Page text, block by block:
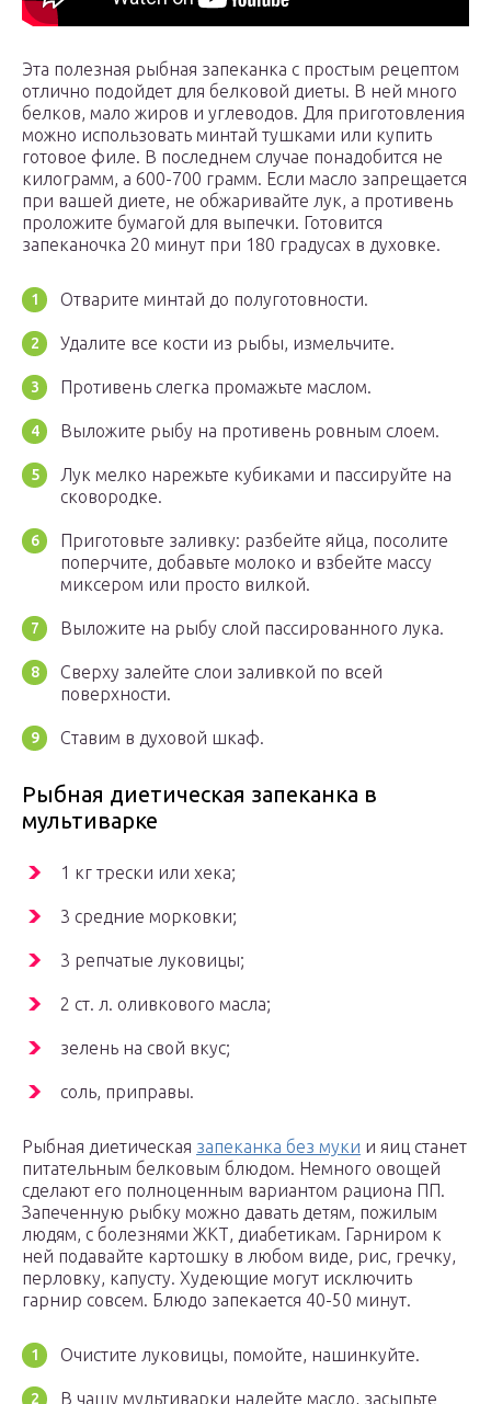
Эта полезная рыбная запеканка с простым рецептом
отлично подойдет для белковой диеты. В ней много
белков, мало жиров и углеводов. Для приготовления
можно использовать минтай тушками или купить
готовое филе. В последнем случае понадобится не
килограмм, а 600-700 грамм. Если масло запрещается
при вашей диете, не обжаривайте лук, а противень
проложите бумагой для выпечки. Готовится
запеканочка 20 минут при 180 градусах в духовке.
Отварите минтай до полуготовности.
Удалите все кости из рыбы, измельчите.
Противень слегка промажьте маслом.
Выложите рыбу на противень ровным слоем.
Лук мелко нарежьте кубиками и пассируйте на
сковородке.
Приготовьте заливку: разбейте яйца, посолите
поперчите, добавьте молоко и взбейте массу
миксером или просто вилкой.
Выложите на рыбу слой пассированного лука.
Сверху залейте слои заливкой по всей
поверхности.
Ставим в духовой шкаф.
Рыбная диетическая запеканка в
мультиварке
1 кг трески или хека;
3 средние морковки;
3 репчатые луковицы;
2 ст. л. оливкового масла;
зелень на свой вкус;
соль, приправы.
Рыбная диетическая запеканка без муки и яиц станет
питательным белковым блюдом. Немного овощей
сделают его полноценным вариантом рациона ПП.
Запеченную рыбку можно давать детям, пожилым
людям, с болезнями ЖКТ, диабетикам. Гарниром к
ней подавайте картошку в любом виде, рис, гречку,
перловку, капусту. Худеющие могут исключить
гарнир совсем. Блюдо запекается 40-50 минут.
Очистите луковицы, помойте, нашинкуйте.
В чашу мультиварки налейте масло, засыпьте